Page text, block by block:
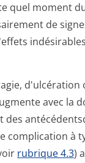
quel moment
de
d'ulcération
avec la
des
complication à
rubrique 4.3)